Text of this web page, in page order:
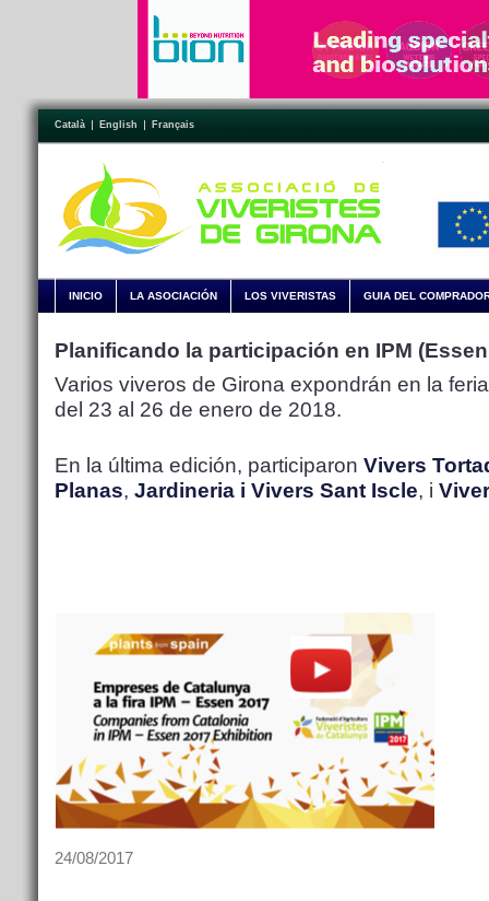
Català English Français
INICIO LA ASOCIACIÓN LOS VIVERISTAS GUIA DEL
Planificando la participación en IPM
Varios viveros de Girona expondrán en la
del 23 al 26 de enero de 2018.
En la última edición, participaron Vivers
Planas, Jardineria i Vivers Sant Iscle, i
24/08/2017